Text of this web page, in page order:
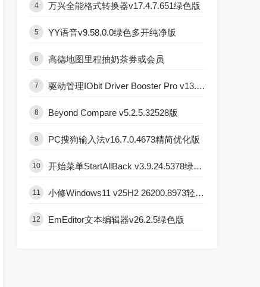
4 万兴全能格式转换器v17.4.7.651绿色版
5 YY语音v9.58.0.0绿色多开纯净版
6 高德地图里程抽奶茶券或会员
7 驱动管理IObit Driver Booster Pro v13.6.0.438便携版
8 Beyond Compare v5.2.5.32528版
9 PC搜狗输入法v16.7.0.4673精简优化版
10 开始菜单StartAllBack v3.9.24.5378绿色版
11 小修Windows11 v25H2 26200.8973轻度精简版
12 EmEditor文本编辑器v26.2.5绿色版